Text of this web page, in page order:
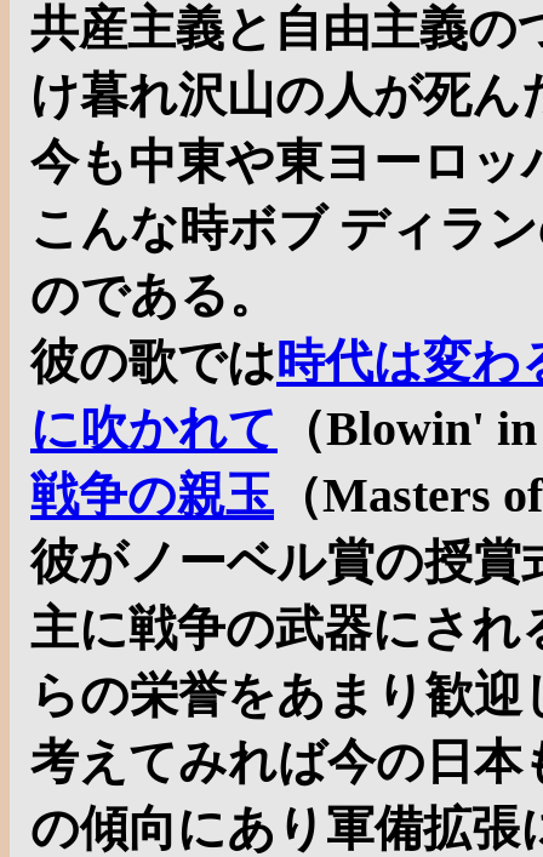
共産主義と自由主義の
け暮れ沢山の人が死ん
今も中東や東ヨーロ
こんな時ボブ ディラ
のである。
彼の歌では時代は変わ
に吹かれて （Blowin'
戦争の親玉 （Masters
彼がノーベル賞の授
主に戦争の武器にさ
らの栄誉をあまり歓
考えてみれば今の日本
の傾向にあり軍備拡張